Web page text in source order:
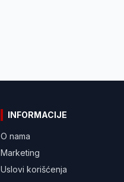
INFORMACIJE
O nama
Marketing
Uslovi korišćenja